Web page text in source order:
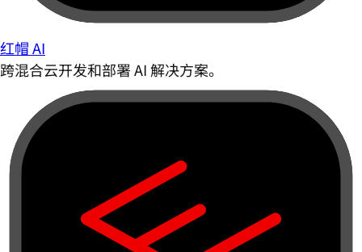
红帽 AI
跨混合云开发和部署 AI 解决方案。